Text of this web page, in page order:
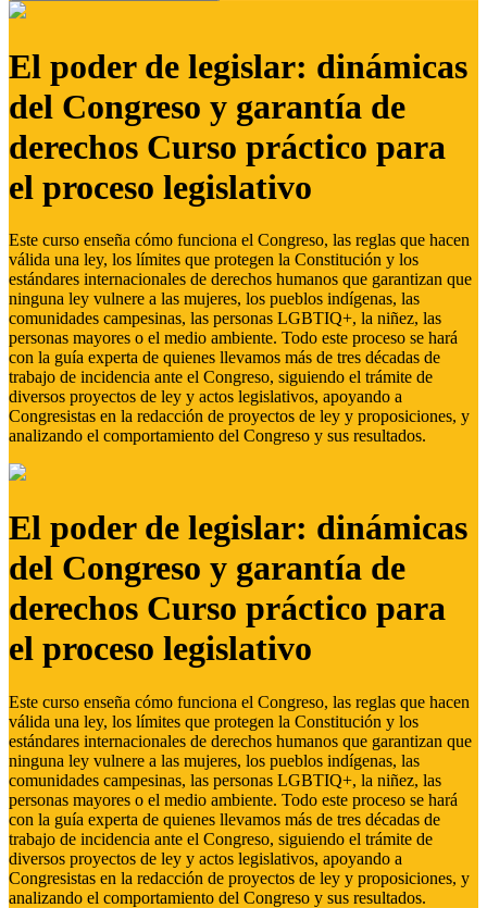
El poder de legislar: dinámicas
del Congreso y garantía de
derechos Curso práctico para
el proceso legislativo
Este curso enseña cómo funciona el Congreso, las reglas que hacen
válida una ley, los límites que protegen la Constitución y los
estándares internacionales de derechos humanos que garantizan que
ninguna ley vulnere a las mujeres, los pueblos indígenas, las
comunidades campesinas, las personas LGBTIQ+, la niñez, las
personas mayores o el medio ambiente. Todo este proceso se hará
con la guía experta de quienes llevamos más de tres décadas de
trabajo de incidencia ante el Congreso, siguiendo el trámite de
diversos proyectos de ley y actos legislativos, apoyando a
Congresistas en la redacción de proyectos de ley y proposiciones, y
analizando el comportamiento del Congreso y sus resultados.
El poder de legislar: dinámicas
del Congreso y garantía de
derechos Curso práctico para
el proceso legislativo
Este curso enseña cómo funciona el Congreso, las reglas que hacen
válida una ley, los límites que protegen la Constitución y los
estándares internacionales de derechos humanos que garantizan que
ninguna ley vulnere a las mujeres, los pueblos indígenas, las
comunidades campesinas, las personas LGBTIQ+, la niñez, las
personas mayores o el medio ambiente. Todo este proceso se hará
con la guía experta de quienes llevamos más de tres décadas de
trabajo de incidencia ante el Congreso, siguiendo el trámite de
diversos proyectos de ley y actos legislativos, apoyando a
Congresistas en la redacción de proyectos de ley y proposiciones, y
analizando el comportamiento del Congreso y sus resultados.